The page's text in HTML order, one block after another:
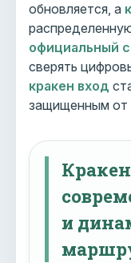
обновляется, а
официальный
сверять
кракен вход
защищенным от
и